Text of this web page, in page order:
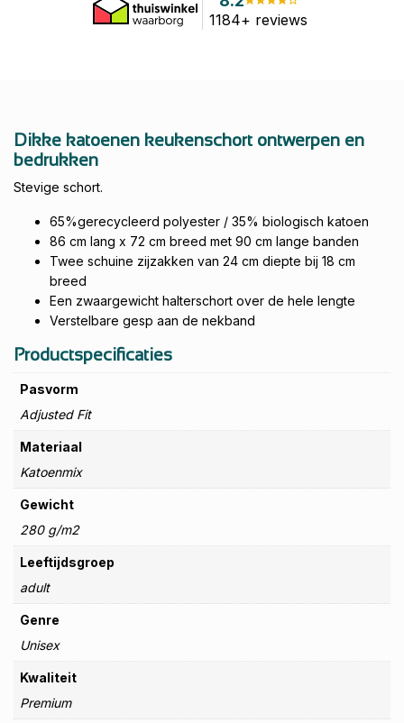
1184+ reviews
Dikke katoenen keukenschort ontwerpen en
bedrukken
Stevige schort.
65%gerecycleerd polyester / 35% biologisch katoen
86 cm lang x 72 cm breed met 90 cm lange banden
Twee schuine zijzakken van 24 cm diepte bij 18 cm
breed
Een zwaargewicht halterschort over de hele lengte
Verstelbare gesp aan de nekband
Productspecificaties
Pasvorm
Adjusted Fit
Materiaal
Katoenmix
Gewicht
280 g/m2
Leeftijdsgroep
adult
Genre
Unisex
Kwaliteit
Premium